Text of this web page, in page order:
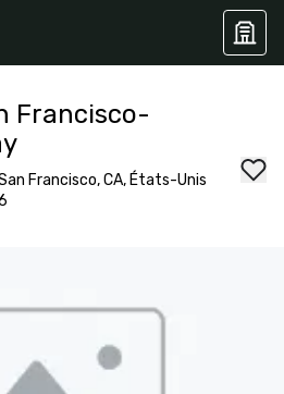
Francisco-
Francisco, CA, États-Unis